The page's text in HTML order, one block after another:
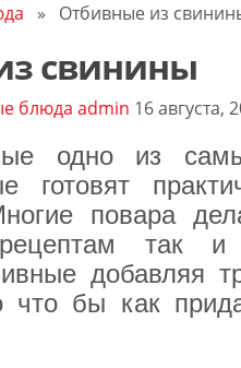
» Отбивные из
свинины
блюда admin 16 августа,
одно из
готовят
повара
рецептам так и
добавляя
что бы как